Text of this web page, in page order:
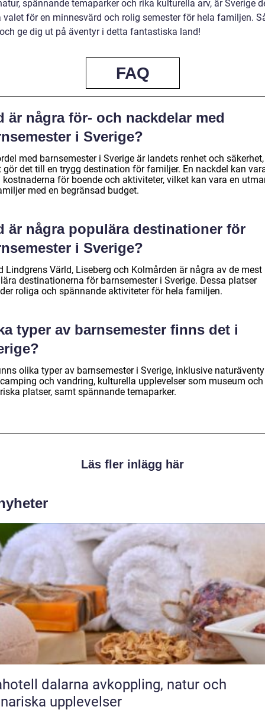
spännande temaparker och rika kulturella arv, är Sverige
valet för en minnesvärd och rolig semester för hela familjen.
ge dig ut på äventyr i detta fantastiska land!
FAQ
är några för- och nackdelar med
i Sverige?
med barnsemester i Sverige är landets renhet och säkerhet,
gör det till en trygg destination för familjer. En nackdel kan
kostnaderna för boende och aktiviteter, vilket kan vara en
med en begränsad budget.
är några populära destinationer för
i Sverige?
Lindgrens Värld, Liseberg och Kolmården är några av de mest
destinationerna för barnsemester i Sverige. Dessa platser
roliga och spännande aktiviteter för hela familjen.
typer av barnsemester finns det i
olika typer av barnsemester i Sverige, inklusive
och vandring, kulturella upplevelser som museum och
platser, samt spännande temaparker.
Läs fler inlägg här
dalarna avkoppling, natur och
upplevelser